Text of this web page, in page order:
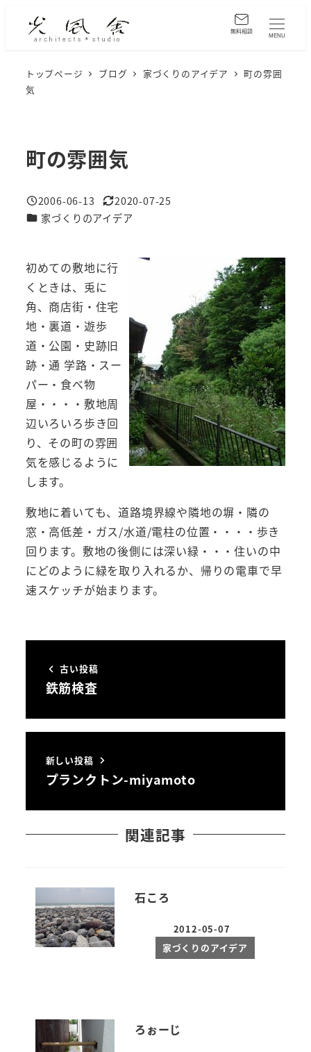
MENU
トップページ ブログ 家づくりのアイデア
町の雰囲
気
町の雰囲気
投稿日
2006-06-13
更新日
2020-07-25
カテゴリー
家づくりのアイデア
初めての敷地に行
くときは、兎に
角、商店街・住宅
地・裏道・遊歩
道・公園・史跡旧
跡・通 学路・スー
パー・食べ物
屋・・・・敷地周
辺いろいろ歩き回
り、その町の雰囲
気を感じるように
します。
敷地に着いても、道路境界線や隣地の塀・隣の
窓・高低差・ガス/水道/電柱の位置・・・・歩き
回ります。敷地の後側には深い緑・・・住いの中
にどのように緑を取り入れるか、帰りの電車で早
速スケッチが始まります。
古い投稿
鉄筋検査
新しい投稿
プランクトン-miyamoto
関連記事
石ころ
投稿日
2012-05-07
家づくりのアイデア
ろぉーじ
無料相談